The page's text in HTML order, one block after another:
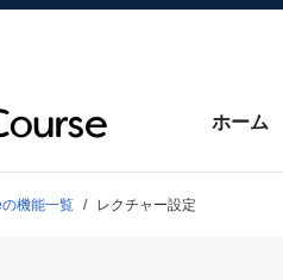
ホーム
機能一覧 レクチャー設定